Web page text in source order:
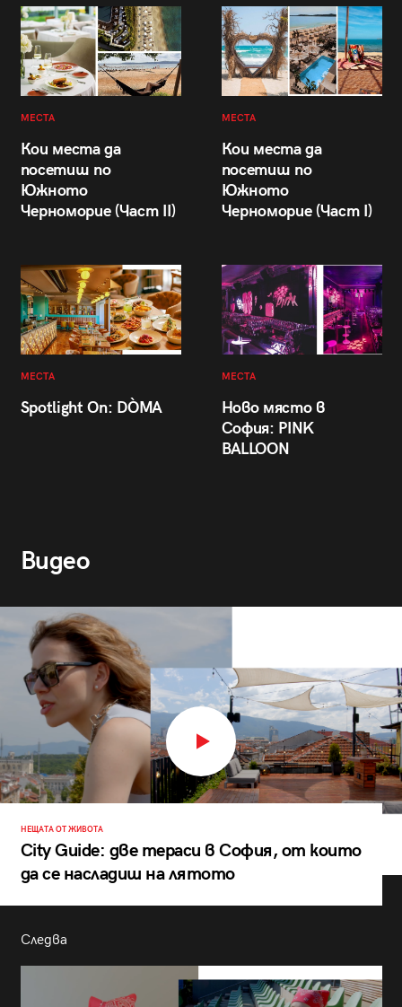
МЕСТА
Кои места да
посетиш по
Южното
Черноморие (Част II)
МЕСТА
Кои места да
посетиш по
Южното
Черноморие (Част I)
МЕСТА
Spotlight On: DÒMA
МЕСТА
Ново място в
София: PINK
BALLOON
Видео
НЕЩАТА ОТ ЖИВОТА
City Guide: две тераси в София, от които
да се насладиш на лятото
Следва